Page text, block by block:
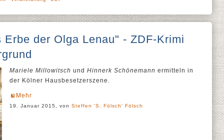
der Olga Lenau" - ZDF-Krimi
Mariele Millowitsch und Hinnerk Schönemann ermitteln in
der Kölner Hausbesetzerszene.
Mehr
19. Januar 2015, von Steffen 'S. Fölsch' Fölsch